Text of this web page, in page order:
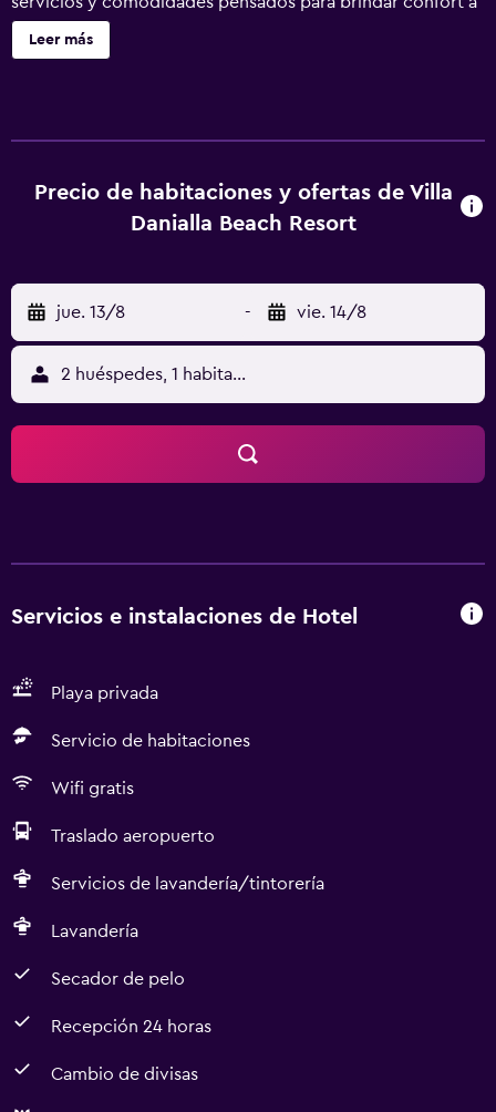
sus huéspedes. Personal con vocación de servicio te dará
la bienvenida y te orientará en el Villa Danialla Beach
masajista, piscina (infantil). Descubre todo lo queKota
Bharu tiene para ofrecer alojándote en el Villa Danialla
Leer más
Precio de habitaciones y ofertas de Villa
Danialla Beach Resort
jue. 13/8 - vie. 14/8
2 huéspedes, 1 habitación
Servicios e instalaciones de Hotel
Playa privada
Servicio de habitaciones
Wifi gratis
Traslado aeropuerto
Servicios de lavandería/tintorería
Lavandería
Secador de pelo
Recepción 24 horas
Cambio de divisas